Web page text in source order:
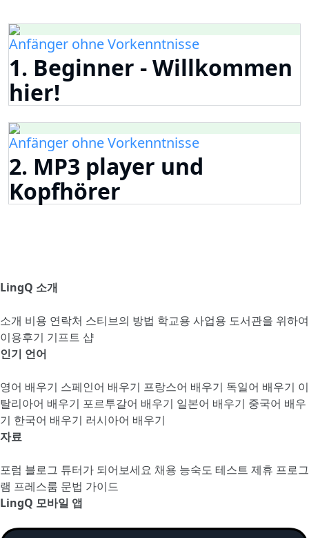
Anfänger ohne Vorkenntnisse
1. Beginner - Willkommen
hier!
Anfänger ohne Vorkenntnisse
2. MP3 player und
Kopfhörer
LingQ 소개
소개 비용 연락처 스티브의 방법 학교용 사업용 도서관을 위하여
이용후기 기프트 샵
인기 언어
영어 배우기 스페인어 배우기 프랑스어 배우기 독일어 배우기 이
탈리아어 배우기 포르투갈어 배우기 일본어 배우기 중국어 배우
기 한국어 배우기 러시아어 배우기
자료
포럼 블로그 튜터가 되어보세요 채용 능숙도 테스트 제휴 프로그
램 프레스룸 문법 가이드
LingQ 모바일 앱